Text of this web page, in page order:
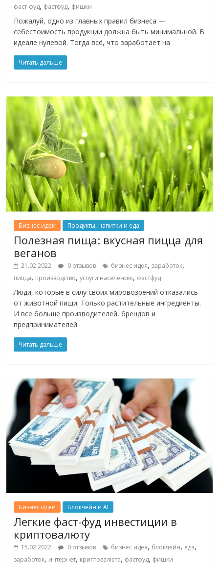
фаст-фуд, фастфуд, фишки
Пожалуй, одно из главных правил бизнеса —
себестоимость продукции должна быть минимальной. В
идеале нулевой. Тогда всё, что заработает на
Читать дальше
Бизнес идеи Продукты, напитки и еда
Полезная пища: вкусная пицца для
веганов
21.02.2022 0 отзывов бизнес идея, заработок,
пицца, производство,услуги населению, фастфуд
Люди, которые в силу своих мировозрений отказались
от животной пищи. Только растительные ингредиенты.
И все больше производителей, брендов и
предпринимателей
Читать дальше
Бизнес идеи Блокчейн и AI
Легкие фаст-фуд инвестиции в
криптовалюту
15.02.2022 0 отзывов бизнес идея, блокчейн, еда,
заработок, интернет, криптовалюта, фастфуд, фишки